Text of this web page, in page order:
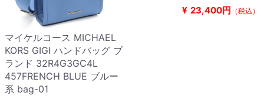
マイケルコース MICHAEL
KORS GIGI ハンドバッグ ブ
ランド 32R4G3GC4L
457FRENCH BLUE ブルー
系 bag-01
¥ 23,400円 （税込）